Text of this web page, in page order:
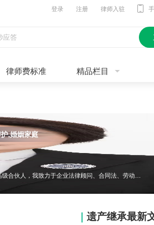
登录 注册 律师入驻
应答
律师费标准 精品栏目
,婚姻家庭
2010年开始进入律师行业，现在江苏思言律师事务所担任高级合伙人，我致力于企业法律顾问、合同法、劳动纠纷、工伤待遇赔偿、交通事故与保险合同研究、婚姻家事传承研究。至今累计承办1700余起案件，成功地维护了众多当事人的合法权益，取得了一系列出色的成绩，赢得了广大当事人的充分信赖及肯定。我在2024年10月份被评定为三级律师职称，我将继续要求自己勤勉尽责，注重熏陶品行与职业道德修养，为委托人提供了高效
遗产继承最新